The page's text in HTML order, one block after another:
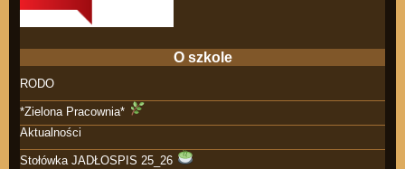
O szkole
RODO
*Zielona Pracownia*
Aktualności
Stołówka JADŁOSPIS 25_26